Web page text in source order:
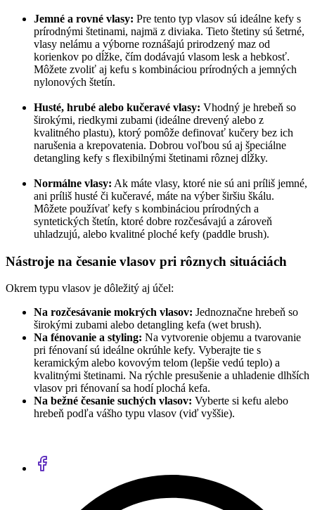
Jemné a rovné vlasy: Pre tento typ vlasov sú ideálne kefy s
prírodnými štetinami, najmä z diviaka. Tieto štetiny sú šetrné,
vlasy nelámu a výborne roznášajú prirodzený maz od
korienkov po dĺžke, čím dodávajú vlasom lesk a hebkosť.
Môžete zvoliť aj kefu s kombináciou prírodných a jemných
nylonových štetín.
Husté, hrubé alebo kučeravé vlasy: Vhodný je hrebeň so
širokými, riedkymi zubami (ideálne drevený alebo z
kvalitného plastu), ktorý pomôže definovať kučery bez ich
narušenia a krepovatenia. Dobrou voľbou sú aj špeciálne
detangling kefy s flexibilnými štetinami rôznej dĺžky.
Normálne vlasy: Ak máte vlasy, ktoré nie sú ani príliš jemné,
ani príliš husté či kučeravé, máte na výber širšiu škálu.
Môžete používať kefy s kombináciou prírodných a
syntetických štetín, ktoré dobre rozčesávajú a zároveň
uhladzujú, alebo kvalitné ploché kefy (paddle brush).
Nástroje na česanie vlasov pri rôznych situáciách
Okrem typu vlasov je dôležitý aj účel:
Na rozčesávanie mokrých vlasov: Jednoznačne hrebeň so
širokými zubami alebo detangling kefa (wet brush).
Na fénovanie a styling: Na vytvorenie objemu a tvarovanie
pri fénovaní sú ideálne okrúhle kefy. Vyberajte tie s
keramickým alebo kovovým telom (lepšie vedú teplo) a
kvalitnými štetinami. Na rýchle presušenie a uhladenie dlhších
vlasov pri fénovaní sa hodí plochá kefa.
Na bežné česanie suchých vlasov: Vyberte si kefu alebo
hrebeň podľa vášho typu vlasov (viď vyššie).